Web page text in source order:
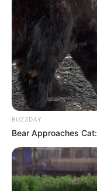
BUZZDAY
Bear Approaches